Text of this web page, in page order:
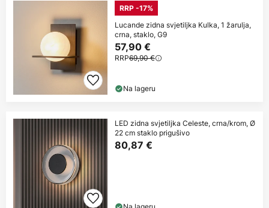
RRP -17%
Lucande zidna svjetiljka Kulka, 1 žarulja,
crna, staklo, G9
57,90 €
RRP69,90 €
Na lageru
LED zidna svjetiljka Celeste, crna/krom, Ø
22 cm staklo prigušivo
80,87 €